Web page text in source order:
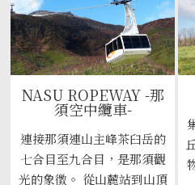
NASU ROPEWAY -那
須空中纜車-
連接那須連山主峰茶臼岳的
七合目至九合目，是那須觀
光的象徵。 從山麓站到山頂